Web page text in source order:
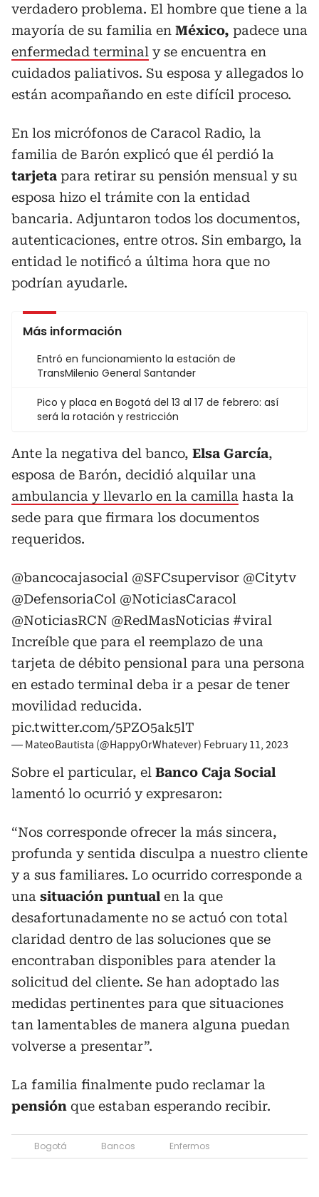
verdadero problema. El hombre que tiene a la
mayoría de su familia en México, padece una
enfermedad terminal y se encuentra en
cuidados paliativos. Su esposa y allegados lo
están acompañando en este difícil proceso.
En los micrófonos de Caracol Radio, la
familia de Barón explicó que él perdió la
tarjeta para retirar su pensión mensual y su
esposa hizo el trámite con la entidad
bancaria. Adjuntaron todos los documentos,
autenticaciones, entre otros. Sin embargo, la
entidad le notificó a última hora que no
podrían ayudarle.
Más información
Entró en funcionamiento la estación de
TransMilenio General Santander
Pico y placa en Bogotá del 13 al 17 de febrero: así
será la rotación y restricción
Ante la negativa del banco, Elsa García,
esposa de Barón, decidió alquilar una
ambulancia y llevarlo en la camilla hasta la
sede para que firmara los documentos
requeridos.
@bancocajasocial @SFCsupervisor @Citytv
@DefensoriaCol @NoticiasCaracol
@NoticiasRCN @RedMasNoticias #viral
Increíble que para el reemplazo de una
tarjeta de débito pensional para una persona
en estado terminal deba ir a pesar de tener
movilidad reducida.
pic.twitter.com/5PZO5ak5lT
— MateoBautista (@HappyOrWhatever) February 11, 2023
Sobre el particular, el Banco Caja Social
lamentó lo ocurrió y expresaron:
“Nos corresponde ofrecer la más sincera,
profunda y sentida disculpa a nuestro cliente
y a sus familiares. Lo ocurrido corresponde a
una situación puntual en la que
desafortunadamente no se actuó con total
claridad dentro de las soluciones que se
encontraban disponibles para atender la
solicitud del cliente. Se han adoptado las
medidas pertinentes para que situaciones
tan lamentables de manera alguna puedan
volverse a presentar”.
La familia finalmente pudo reclamar la
pensión que estaban esperando recibir.
Bogotá Bancos Enfermos